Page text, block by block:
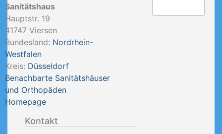
Sanitätshaus
Hauptstr. 19
41747 Viersen
Bundesland: Nordrhein-
Westfalen
Kreis: Düsseldorf
Benachbarte Sanitätshäuser
und Orthopäden
Homepage
Kontakt